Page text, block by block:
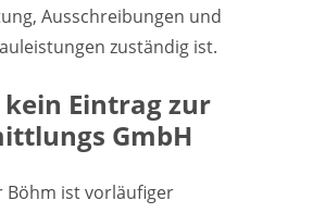
Ausschreibungen und
zuständig ist.
Eintrag zur
GmbH
Böhm ist vorläufiger